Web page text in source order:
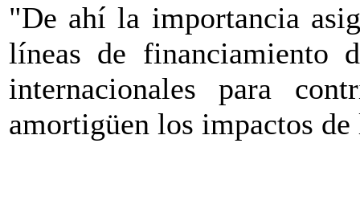
"De ahí la importancia
líneas de financiamiento
internacionales para
amortigüen los impactos